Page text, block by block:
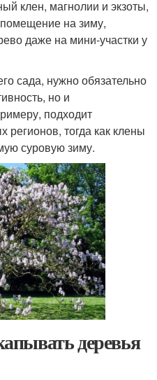
клен, магнолии и экзоты,
на зиму,
даже на мини-участки у
сада, нужно обязательно
но и
подходит
тогда как клены
суровую зиму.
деревья